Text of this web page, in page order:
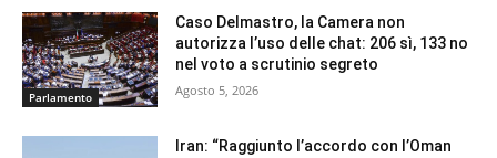
Parlamento
Caso Delmastro, la Camera non
autorizza l’uso delle chat: 206 sì, 133 no
nel voto a scrutinio segreto
Agosto 5, 2026
Iran: “Raggiunto l’accordo con l’Oman